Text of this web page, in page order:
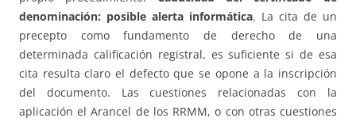
denominación: posible alerta informática. La cita de un
precepto como fundamento de derecho de una
determinada calificación registral, es suficiente si de esa
cita resulta claro el defecto que se opone a la inscripción
del documento. Las cuestiones relacionadas con la
aplicación el Arancel de los RRMM, o con otras cuestiones